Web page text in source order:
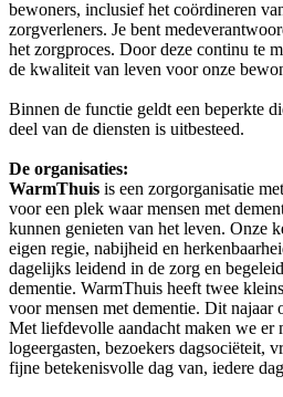
bewoners, inclusief het coördineren
zorgverleners. Je bent
het zorgproces. Door deze continu te
de kwaliteit van leven vooronze
Binnen de functie geldt een beperkte
deel van de diensten is uitbesteed.
De organisaties:
WarmThuis is een zorgorganisatie
voor een plek waar mensen met
kunnen genieten van het leven. Onze
eigen regie, nabijheid en
dagelijks leidend in de zorg en
dementie. WarmThuis heeft twee
voor mensen met dementie. Dit najaar
Met liefdevolle aandacht maken we er
logeergasten, bezoekers dagsociëteit,
fijne betekenisvolle dag van, iedere